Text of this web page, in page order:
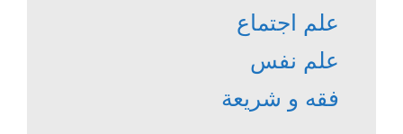
علم اجتماع
علم نفس
فقه و شريعة